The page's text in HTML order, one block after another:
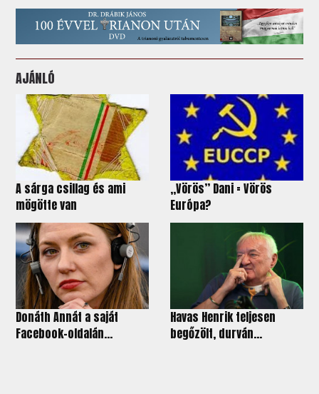
AJÁNLÓ
A sárga csillag és ami
mögötte van
„Vörös” Dani = Vörös
Európa?
Donáth Annát a saját
Facebook-oldalán...
Havas Henrik teljesen
begőzölt, durván...